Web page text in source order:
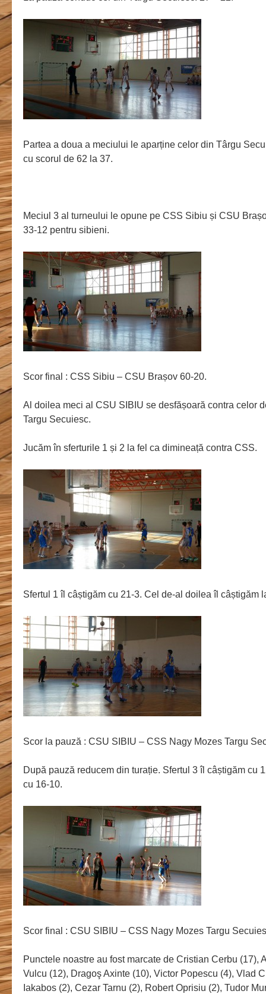
Partea a doua a meciului le aparține celor din Târgu
cu scorul de 62 la 37.
Meciul 3 al turneului le opune pe CSS Sibiu și CSU
33-12 pentru sibieni.
Scor final : CSS Sibiu – CSU Brașov 60-20.
Al doilea meci al CSU SIBIU se desfășoară contra celor
Targu Secuiesc.
Jucăm în sferturile 1 și 2 la fel ca dimineață contra CSS.
Sfertul 1 îl câștigăm cu 21-3. Cel de-al doilea îl câștigăm
Scor la pauză : CSU SIBIU – CSS Nagy Mozes Targu
După pauză reducem din turație. Sfertul 3 îl câștigăm cu
cu 16-10.
Scor final : CSU SIBIU – CSS Nagy Mozes Targu
Punctele noastre au fost marcate de Cristian Cerbu (17),
Vulcu (12), Dragoş Axinte (10), Victor Popescu (4), Vlad
Iakabos (2), Cezar Tarnu (2), Robert Oprisiu (2), Tudor